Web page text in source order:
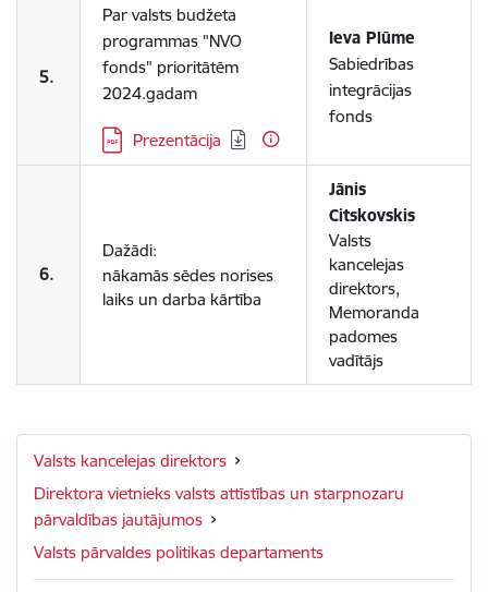
5.
Par valsts budžeta
programmas "NVO
fonds" prioritātēm
2024.gadam
Lejupielādēt:
Prezentācija
Ieva Plūme
Sabiedrības
integrācijas
fonds
6.
Dažādi:
nākamās sēdes norises
laiks un darba kārtība
Jānis
Citskovskis
Valsts
kancelejas
direktors,
Memoranda
padomes
vadītājs
Valsts kancelejas direktors
Direktora vietnieks valsts attīstības un starpnozaru
pārvaldības jautājumos
Valsts pārvaldes politikas departaments